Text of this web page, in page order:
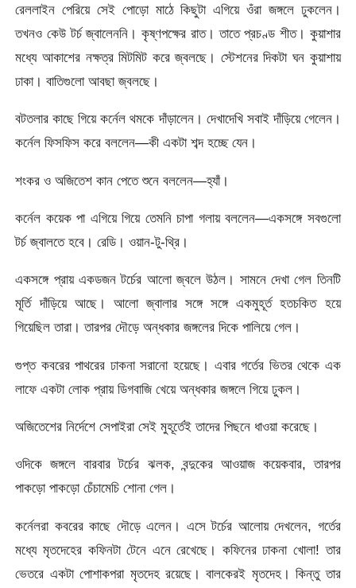
রেললাইন পেরিয়ে সেই পোড়ো মাঠে কিছুটা এগিয়ে ওঁরা জঙ্গলে ঢুকলেন।
তখনও কেউ টর্চ জ্বালেননি। কৃষ্ণপক্ষের রাত। তাতে প্রচণ্ড শীত। কুয়াশার
মধ্যে আকাশের নক্ষত্র মিটমিট করে জ্বলছে। স্টেশনের দিকটা ঘন কুয়াশায়
ঢাকা। বাতিগুলো আবছা জ্বলছে।
বটতলার কাছে গিয়ে কর্নেল থমকে দাঁড়ালেন। দেখাদেখি সবাই দাঁড়িয়ে গেলেন।
কর্নেল ফিসফিস করে বললেন—কী একটা শব্দ হচ্ছে যেন।
শংকর ও অজিতেশ কান পেতে শুনে বললেন—হ্যাঁ।
কর্নেল কয়েক পা এগিয়ে গিয়ে তেমনি চাপা গলায় বললেন—একসঙ্গে সবগুলো
টর্চ জ্বালতে হবে। রেডি। ওয়ান-টু-থ্রি।
একসঙ্গে প্রায় একডজন টর্চের আলো জ্বলে উঠল। সামনে দেখা গেল তিনটি
মূর্তি দাঁড়িয়ে আছে। আলো জ্বালার সঙ্গে সঙ্গে একমুহূর্ত হতচকিত হয়ে
গিয়েছিল তারা। তারপর দৌড়ে অন্ধকার জঙ্গলের দিকে পালিয়ে গেল।
গুপ্ত কবরের পাথরের ঢাকনা সরানো হয়েছে। এবার গর্তের ভিতর থেকে এক
লাফে একটা লোক প্রায় ডিগবাজি খেয়ে অন্ধকার জঙ্গলে গিয়ে ঢুকল।
অজিতেশের নির্দেশে সেপাইরা সেই মুহূর্তেই তাদের পিছনে ধাওয়া করেছে।
ওদিকে জঙ্গলে বারবার টর্চের ঝলক, বন্দুকের আওয়াজ কয়েকবার, তারপর
পাকড়ো পাকড়ো চেঁচামেচি শোনা গেল।
কর্নেলরা কবরের কাছে দৌড়ে এলেন। এসে টর্চের আলোয় দেখলেন, গর্তের
মধ্যে মৃতদেহের কফিনটা টেনে এনে রেখেছে। কফিনের ঢাকনা খোলা! তার
ভেতরে একটা পোশাকপরা মৃতদেহ রয়েছে। বালকেরই মৃতদেহ। কিন্তু তার